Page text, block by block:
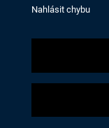
Nahlásit chybu